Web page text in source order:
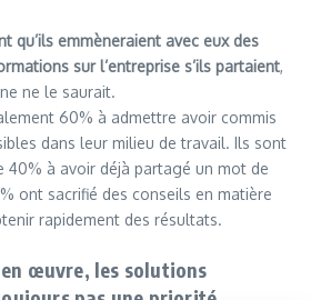
qu’ils emmèneraient avec eux des
sur l’entreprise s’ils partaient,
ne le saurait.
60% à admettre avoir commis
dans leur milieu de travail. Ils sont
40% à avoir déjà partagé un mot de
ont sacrifié des conseils en matière
rapidement des résultats.
œuvre, les solutions